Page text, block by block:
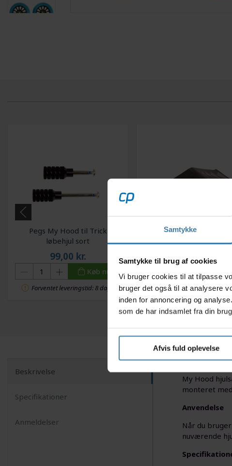
Samtykke
Samtykke til brug af cookies
Vi bruger cookies til at tilpasse
bruger det også til at analysere
inden for annoncering og
som de har indsamlet fra din
Afvis fuld oplevelse
Pegs My Hood til Trick
løbehjul sort
99,00 kr.
Køb nu
Forventet leveringstid: 8 dage
Ramper My Hood Mini
Double
160,00 kr.
+10 på lager
Beskrivelse
Specifikationer
Anmeldelser
My Hood
monteret
Anvendelse
Når du
nuværende